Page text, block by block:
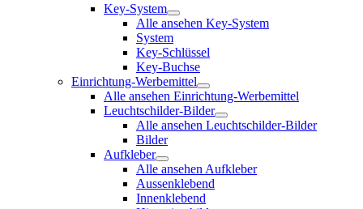
Key-System
Alle ansehen Key-System
System
Key-Schlüssel
Key-Buchse
Einrichtung-Werbemittel
Alle ansehen Einrichtung-Werbemittel
Leuchtschilder-Bilder
Alle ansehen Leuchtschilder-Bilder
Bilder
Aufkleber
Alle ansehen Aufkleber
Aussenklebend
Innenklebend